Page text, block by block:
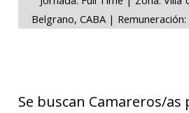
Belgrano, CABA | Remuneración:
Se buscan Camareros/as